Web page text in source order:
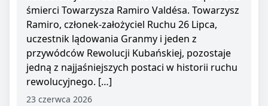
śmierci Towarzysza Ramiro Valdésa. Towarzysz
Ramiro, członek-założyciel Ruchu 26 Lipca,
uczestnik lądowania Granmy i jeden z
przywódców Rewolucji Kubańskiej, pozostaje
jedną z najjaśniejszych postaci w historii ruchu
rewolucyjnego. […]
23 czerwca 2026